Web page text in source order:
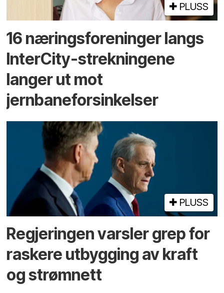
PLUSS
16 næringsforeninger langs
InterCity-strekningene
langer ut mot
jernbaneforsinkelser
PLUSS
Regjeringen varsler grep for
raskere utbygging av kraft
og strømnett